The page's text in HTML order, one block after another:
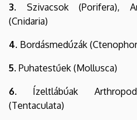
3. Szivacsok (Porifera),
(Cnidaria)
4. Bordásmedúzák
5. Puhatestűek (Mollusca)
6. Ízeltlábúak
(Tentaculata)